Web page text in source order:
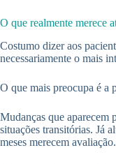
O que realmente merece
Costumo dizer aos
necessariamente o mais
O que mais preocupa é a
Mudanças que aparecem
situações transitórias. Já
meses merecem avaliação.